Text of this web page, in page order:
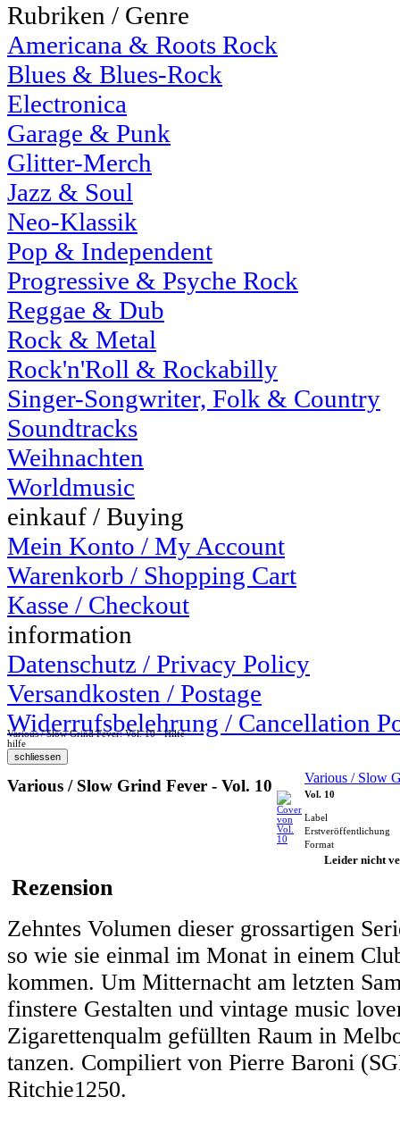
Rubriken / Genre
Americana & Roots Rock
Blues & Blues-Rock
Electronica
Garage & Punk
Glitter-Merch
Jazz & Soul
Neo-Klassik
Pop & Independent
Progressive & Psyche Rock
Reggae & Dub
Rock & Metal
Rock'n'Roll & Rockabilly
Singer-Songwriter, Folk & Country
Soundtracks
Weihnachten
Worldmusic
einkauf / Buying
Mein Konto / My Account
Warenkorb / Shopping Cart
Kasse / Checkout
information
Datenschutz / Privacy Policy
Versandkosten / Postage
Widerrufsbelehrung / Cancellation
Various / Slow Grind Fever: Vol. 10 - Hilfe
hilfe
Various / Slow Grind Fever - Vol. 10 Various / Slow
Vol. 10
Label
Erstveröffentlichung
Format
Leider nicht
Rezension
Zehntes Volumen dieser grossartigen
so wie sie einmal im Monat in einem
kommen. Um Mitternacht am letzten
finstere Gestalten und vintage music
Zigarettenqualm gefüllten Raum in
tanzen. Compiliert von Pierre Baroni
Ritchie1250.